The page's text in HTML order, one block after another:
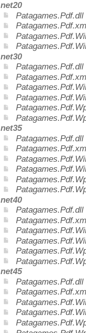
net20
Patagames.Pdf.dll
net30
Patagames.Pdf.dll
net35
Patagames.Pdf.dll
net40
Patagames.Pdf.dll
net45
Patagames.Pdf.dll